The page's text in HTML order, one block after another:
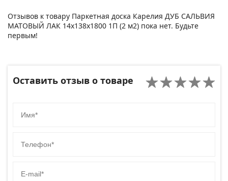
Отзывов к товару Паркетная доска Карелия ДУБ САЛЬВИЯ
МАТОВЫЙ ЛАК 14x138x1800 1П (2 м2) пока нет. Будьте
первым!
Оставить отзыв о товаре